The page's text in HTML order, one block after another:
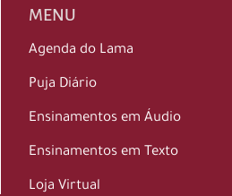
MENU
Agenda do Lama
Puja Diário
Ensinamentos em Áudio
Ensinamentos em Texto
Loja Virtual